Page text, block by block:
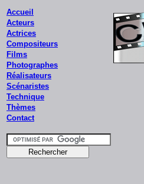
Accueil
Acteurs
Actrices
Compositeurs
Films
Photographes
Réalisateurs
Scénaristes
Technique
Thèmes
Contact